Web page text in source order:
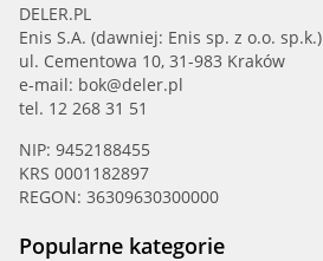
DELER.PL
Enis S.A. (dawniej: Enis sp. z o.o. sp.k.)
ul. Cementowa 10, 31-983 Kraków
e-mail: bok@deler.pl
tel. 12 268 31 51
NIP: 9452188455
KRS 0001182897
REGON: 36309630300000
Popularne kategorie